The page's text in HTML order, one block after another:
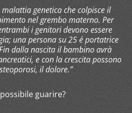
genetica che colpisce il
nel grembo materno. Per
i genitori devono essere
una persona su 25 é portatrice
dalla nascita il bambino avrà
e con la crescita possono
il dolore.”
guarire?